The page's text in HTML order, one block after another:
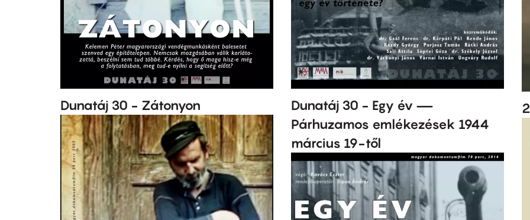
Dunatáj 30 - Zátonyon
Dunatáj 30 - Egy év —
Párhuzamos emlékezések 1944
március 19-től